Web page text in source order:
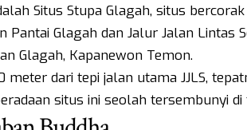
Situs Stupa Glagah, situs
Pantai Glagah dan Jalur Jalan Lintas
Glagah, Kapanewon Temon.
meter dari tepi jalan utama JJLS,
situs ini seolah tersembunyi